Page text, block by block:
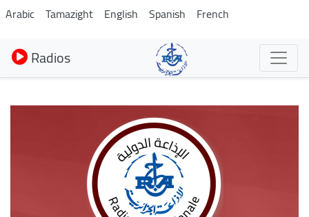
Aller
au
contenu
principal
Arabic Tamazight English Spanish French
Radios